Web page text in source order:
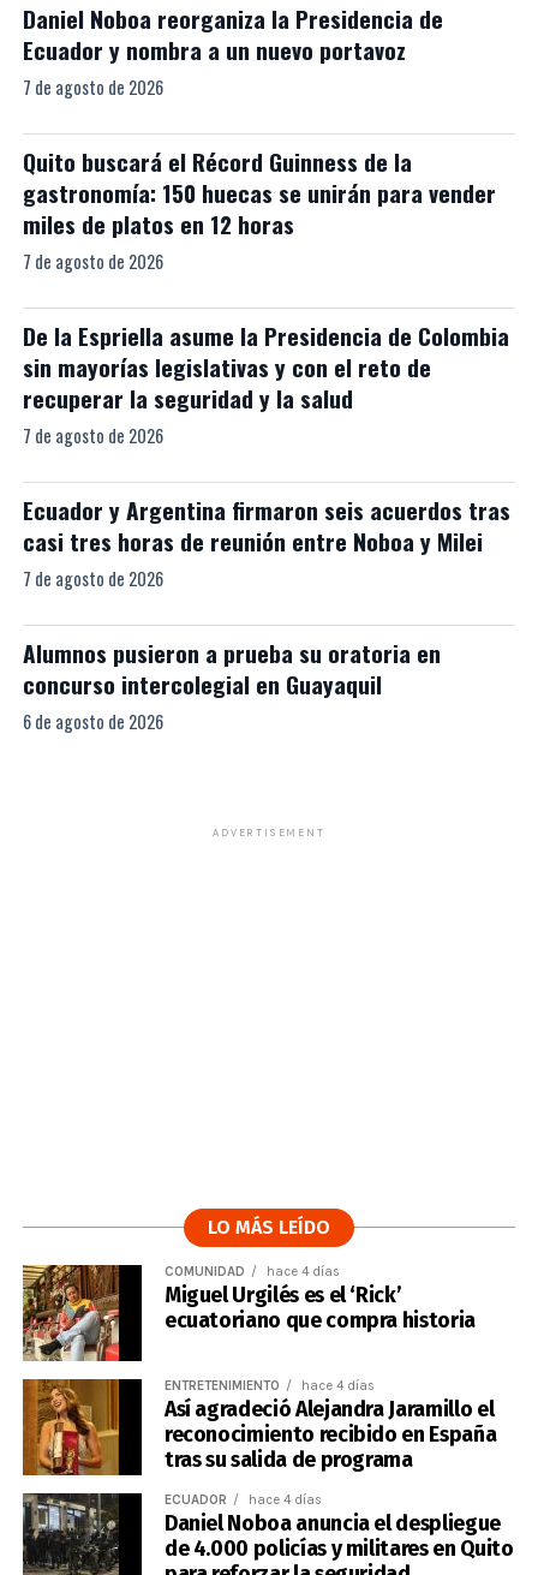
Daniel Noboa reorganiza la Presidencia de
Ecuador y nombra a un nuevo portavoz
7 de agosto de 2026
Quito buscará el Récord Guinness de la
gastronomía: 150 huecas se unirán para vender
miles de platos en 12 horas
7 de agosto de 2026
De la Espriella asume la Presidencia de Colombia
sin mayorías legislativas y con el reto de
recuperar la seguridad y la salud
7 de agosto de 2026
Ecuador y Argentina firmaron seis acuerdos tras
casi tres horas de reunión entre Noboa y Milei
7 de agosto de 2026
Alumnos pusieron a prueba su oratoria en
concurso intercolegial en Guayaquil
6 de agosto de 2026
ADVERTISEMENT
LO MÁS LEÍDO
COMUNIDAD hace 4 días
Miguel Urgilés es el ‘Rick’
ecuatoriano que compra historia
ENTRETENIMIENTO hace 4 días
Así agradeció Alejandra Jaramillo el
reconocimiento recibido en España
tras su salida de programa
ECUADOR hace 4 días
Daniel Noboa anuncia el despliegue
de 4.000 policías y militares en Quito